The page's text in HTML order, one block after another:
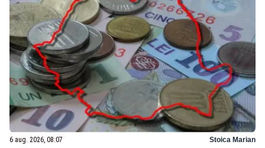
6 aug. 2026, 08:07 Stoica Marian